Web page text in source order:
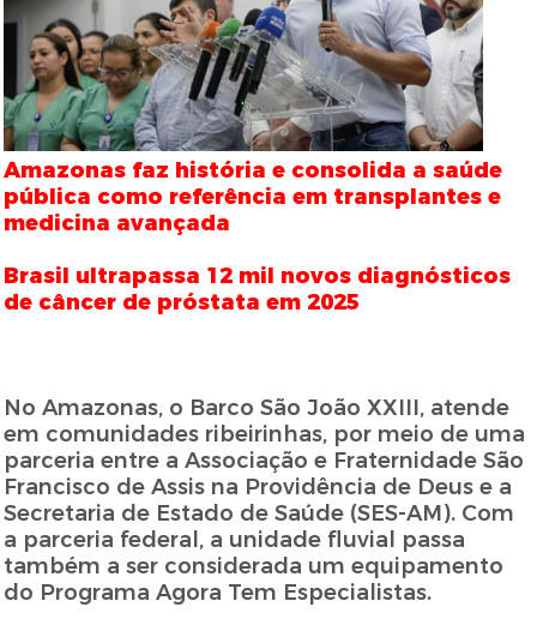
Amazonas faz história e consolida a saúde
pública como referência em transplantes e
medicina avançada
Brasil ultrapassa 12 mil novos diagnósticos
de câncer de próstata em 2025
No Amazonas, o Barco São João XXIII, atende
em comunidades ribeirinhas, por meio de uma
parceria entre a Associação e Fraternidade São
Francisco de Assis na Providência de Deus e a
Secretaria de Estado de Saúde (SES-AM). Com
a parceria federal, a unidade fluvial passa
também a ser considerada um equipamento
do Programa Agora Tem Especialistas.